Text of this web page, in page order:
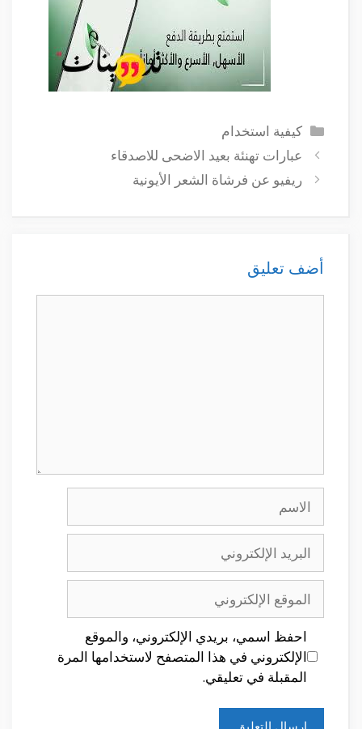
التصنيفات
كيفية استخدام
عبارات تهنئة بعيد الاضحى للاصدقاء
ريفيو عن فرشاة الشعر الأيونية
أضف تعليق
الاسم
البريد
الإلكتروني
الموقع
الإلكتروني
احفظ اسمي، بريدي الإلكتروني، والموقع
الإلكتروني في هذا المتصفح لاستخدامها المرة
المقبلة في تعليقي.